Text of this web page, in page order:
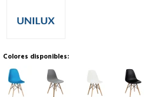
Colores disponibles: